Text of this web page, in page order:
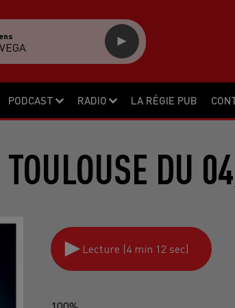
PODCAST RADIO LA RÉGIE PUB
TOULOUSE DU
Lecture (4 min 12 sec)